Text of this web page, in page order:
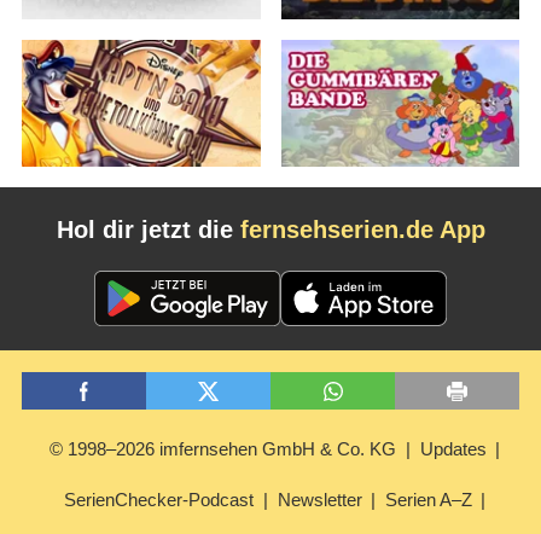
Hol dir jetzt die fernsehserien.de App
© 1998–2026 imfernsehen GmbH & Co. KG Updates
SerienChecker-Podcast Newsletter Serien A–Z